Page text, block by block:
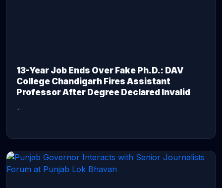
13-Year Job Ends Over Fake Ph.D.: DAV
College Chandigarh Fires Assistant
Professor After Degree Declared Invalid
...